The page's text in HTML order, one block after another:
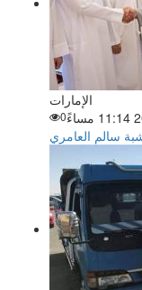
الإمارات
0
سالم العامري